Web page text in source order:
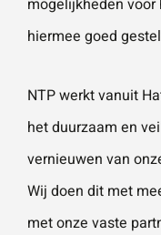
mogelijkheden
hiermee goed
NTP werkt vanuit
het duurzaam en
vernieuwen van
Wij doen dit met
met onze vaste